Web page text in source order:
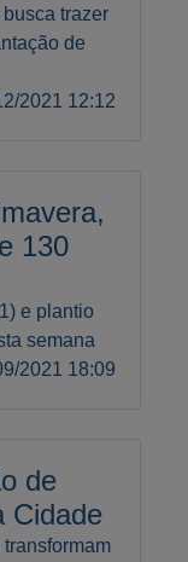
trazer
de
2021 12:12
130
e plantio
semana
2021 18:09
de
Cidade